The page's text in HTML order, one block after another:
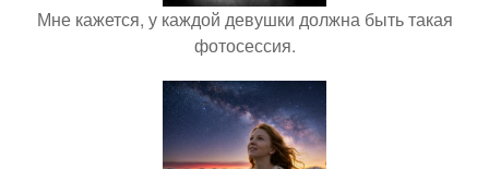
Мне кажется, у каждой девушки должна быть такая
фотосессия.